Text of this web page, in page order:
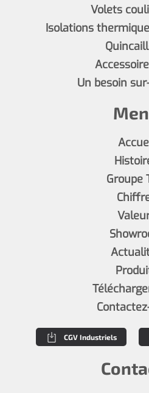
Volets
Isolations
Un besoin
Groupe
CGV Industriels